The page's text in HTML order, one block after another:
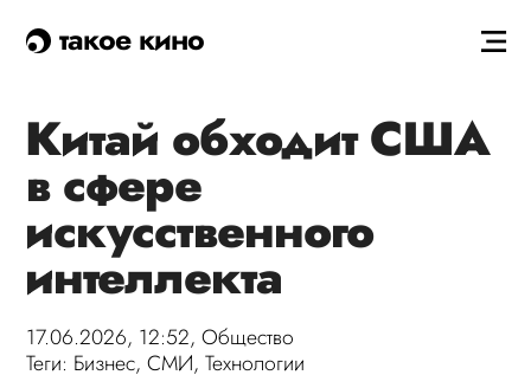
такое кино
Китай обходит США
в сфере
искусственного
интеллекта
17.06.2026, 12:52,Общество
Теги: Бизнес,СМИ,Технологии